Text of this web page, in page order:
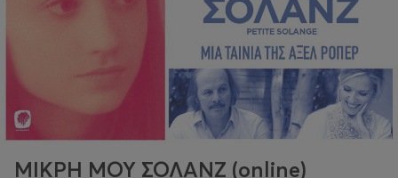
ΜΙΚΡΗ ΜΟΥ ΣΟΛΑΝΖ (online)